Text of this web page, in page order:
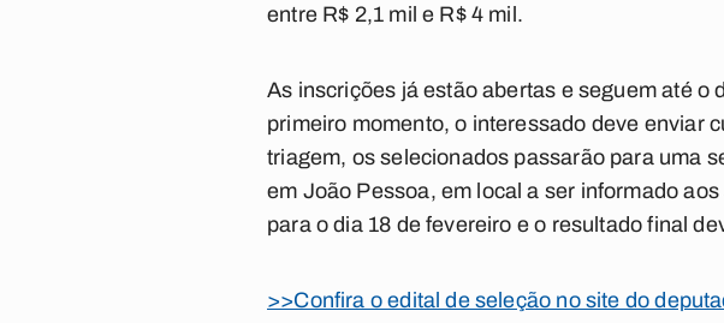
entre R$ 2,1 mil e R$ 4 mil.
As inscrições já estão abertas e seguem até o
primeiro momento, o interessado deve enviar
triagem, os selecionados passarão para uma
em João Pessoa, em local a ser informado
para o dia 18 de fevereiro e o resultado final
>>Confira o edital de seleção no site do